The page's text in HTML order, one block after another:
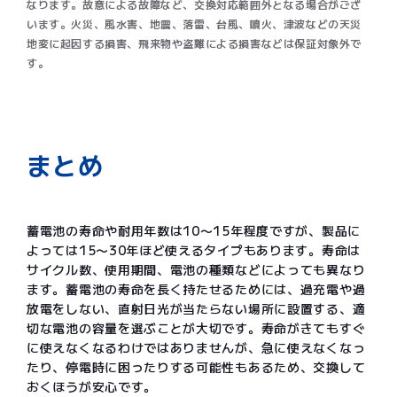
なります。故意による故障など、交換対応範囲外となる場合がござ
います。火災、風水害、地震、落雷、台風、噴火、津波などの天災
地変に起因する損害、飛来物や盗難による損害などは保証対象外で
す。
まとめ
蓄電池の寿命や耐用年数は10〜15年程度ですが、製品に
よっては15〜30年ほど使えるタイプもあります。寿命は
サイクル数、使用期間、電池の種類などによっても異なり
ます。蓄電池の寿命を長く持たせるためには、過充電や過
放電をしない、直射日光が当たらない場所に設置する、適
切な電池の容量を選ぶことが大切です。寿命がきてもすぐ
に使えなくなるわけではありませんが、急に使えなくなっ
たり、停電時に困ったりする可能性もあるため、交換して
おくほうが安心です。